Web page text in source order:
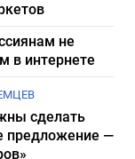
не
в интернете
сделать
предложение —